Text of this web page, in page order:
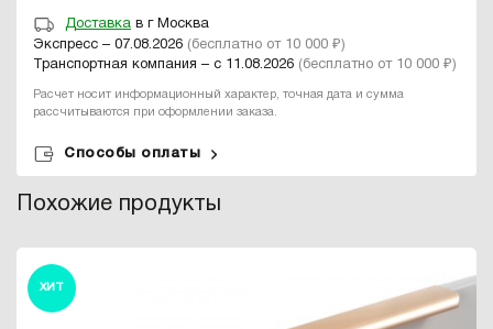
Доставка в г Москва
Экспресс – 07.08.2026 (бесплатно от 10 000 ₽)
Транспортная компания – с 11.08.2026 (бесплатно от 10 000 ₽)
Расчет носит информационный характер, точная дата и сумма
рассчитываются при оформлении заказа.
Способы оплаты
Похожие продукты
ХИТ